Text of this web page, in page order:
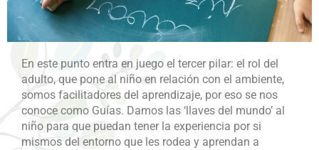
En este punto entra en juego el tercer pilar: el rol del
adulto, que pone al niño en relación con el ambiente,
somos facilitadores del aprendizaje, por eso se nos
conoce como Guías. Damos las ‘llaves del mundo’ al
niño para que puedan tener la experiencia por si
mismos del entorno que les rodea y aprendan a